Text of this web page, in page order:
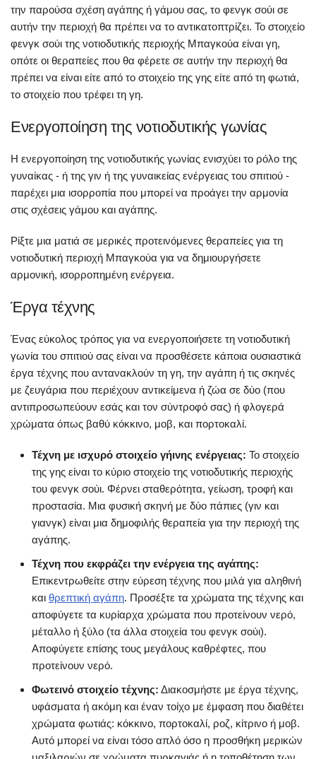
την παρούσα σχέση αγάπης ή γάμου σας, το φενγκ σούι σε
αυτήν την περιοχή θα πρέπει να το αντικατοπτρίζει. Το στοιχείο
φενγκ σούι της νοτιοδυτικής περιοχής Μπαγκούα είναι γη,
οπότε οι θεραπείες που θα φέρετε σε αυτήν την περιοχή θα
πρέπει να είναι είτε από το στοιχείο της γης είτε από τη φωτιά,
το στοιχείο που τρέφει τη γη.
Ενεργοποίηση της νοτιοδυτικής γωνίας
Η ενεργοποίηση της νοτιοδυτικής γωνίας ενισχύει το ρόλο της
γυναίκας - ή της γιν ή της γυναικείας ενέργειας του σπιτιού -
παρέχει μια ισορροπία που μπορεί να προάγει την αρμονία
στις σχέσεις γάμου και αγάπης.
Ρίξτε μια ματιά σε μερικές προτεινόμενες θεραπείες για τη
νοτιοδυτική περιοχή Μπαγκούα για να δημιουργήσετε
αρμονική, ισορροπημένη ενέργεια.
Έργα τέχνης
Ένας εύκολος τρόπος για να ενεργοποιήσετε τη νοτιοδυτική
γωνία του σπιτιού σας είναι να προσθέσετε κάποια ουσιαστικά
έργα τέχνης που αντανακλούν τη γη, την αγάπη ή τις σκηνές
με ζευγάρια που περιέχουν αντικείμενα ή ζώα σε δύο (που
αντιπροσωπεύουν εσάς και τον σύντροφό σας) ή φλογερά
χρώματα όπως βαθύ κόκκινο, μοβ, και πορτοκαλί.
Τέχνη με ισχυρό στοιχείο γήινης ενέργειας: Το στοιχείο
της γης είναι το κύριο στοιχείο της νοτιοδυτικής περιοχής
του φενγκ σούι. Φέρνει σταθερότητα, γείωση, τροφή και
προστασία. Μια φυσική σκηνή με δύο πάπιες (γιν και
γιανγκ) είναι μια δημοφιλής θεραπεία για την περιοχή της
αγάπης.
Τέχνη που εκφράζει την ενέργεια της αγάπης:
Επικεντρωθείτε στην εύρεση τέχνης που μιλά για αληθινή
και θρεπτική αγάπη. Προσέξτε τα χρώματα της τέχνης και
αποφύγετε τα κυρίαρχα χρώματα που προτείνουν νερό,
μέταλλο ή ξύλο (τα άλλα στοιχεία του φενγκ σούι).
Αποφύγετε επίσης τους μεγάλους καθρέφτες, που
προτείνουν νερό.
Φωτεινό στοιχείο τέχνης: Διακοσμήστε με έργα τέχνης,
υφάσματα ή ακόμη και έναν τοίχο με έμφαση που διαθέτει
χρώματα φωτιάς: κόκκινο, πορτοκαλί, ροζ, κίτρινο ή μοβ.
Αυτό μπορεί να είναι τόσο απλό όσο η προσθήκη μερικών